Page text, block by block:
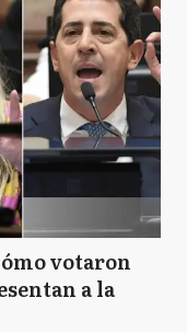
votaron
a la